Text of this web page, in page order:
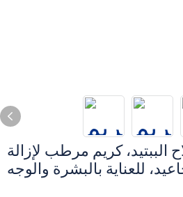
الببتيد، كريم مرطب لإزالة
للعناية بالبشرة والوجه